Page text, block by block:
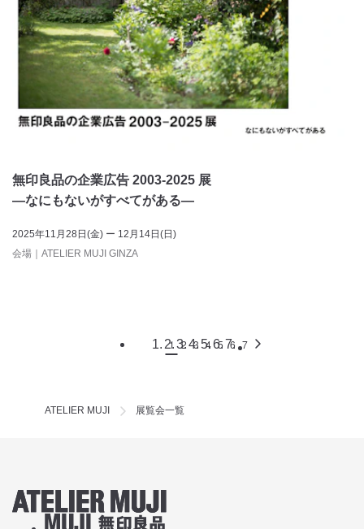
無印良品の企業広告 2003-2025 展
―なにもないがすべてがある―
2025年11月28日(金) ー 12月14日(日)
会場 ｜ ATELIER MUJI GINZA
1 2 3 4 5 6 7
ATELIER MUJI 展覧会一覧